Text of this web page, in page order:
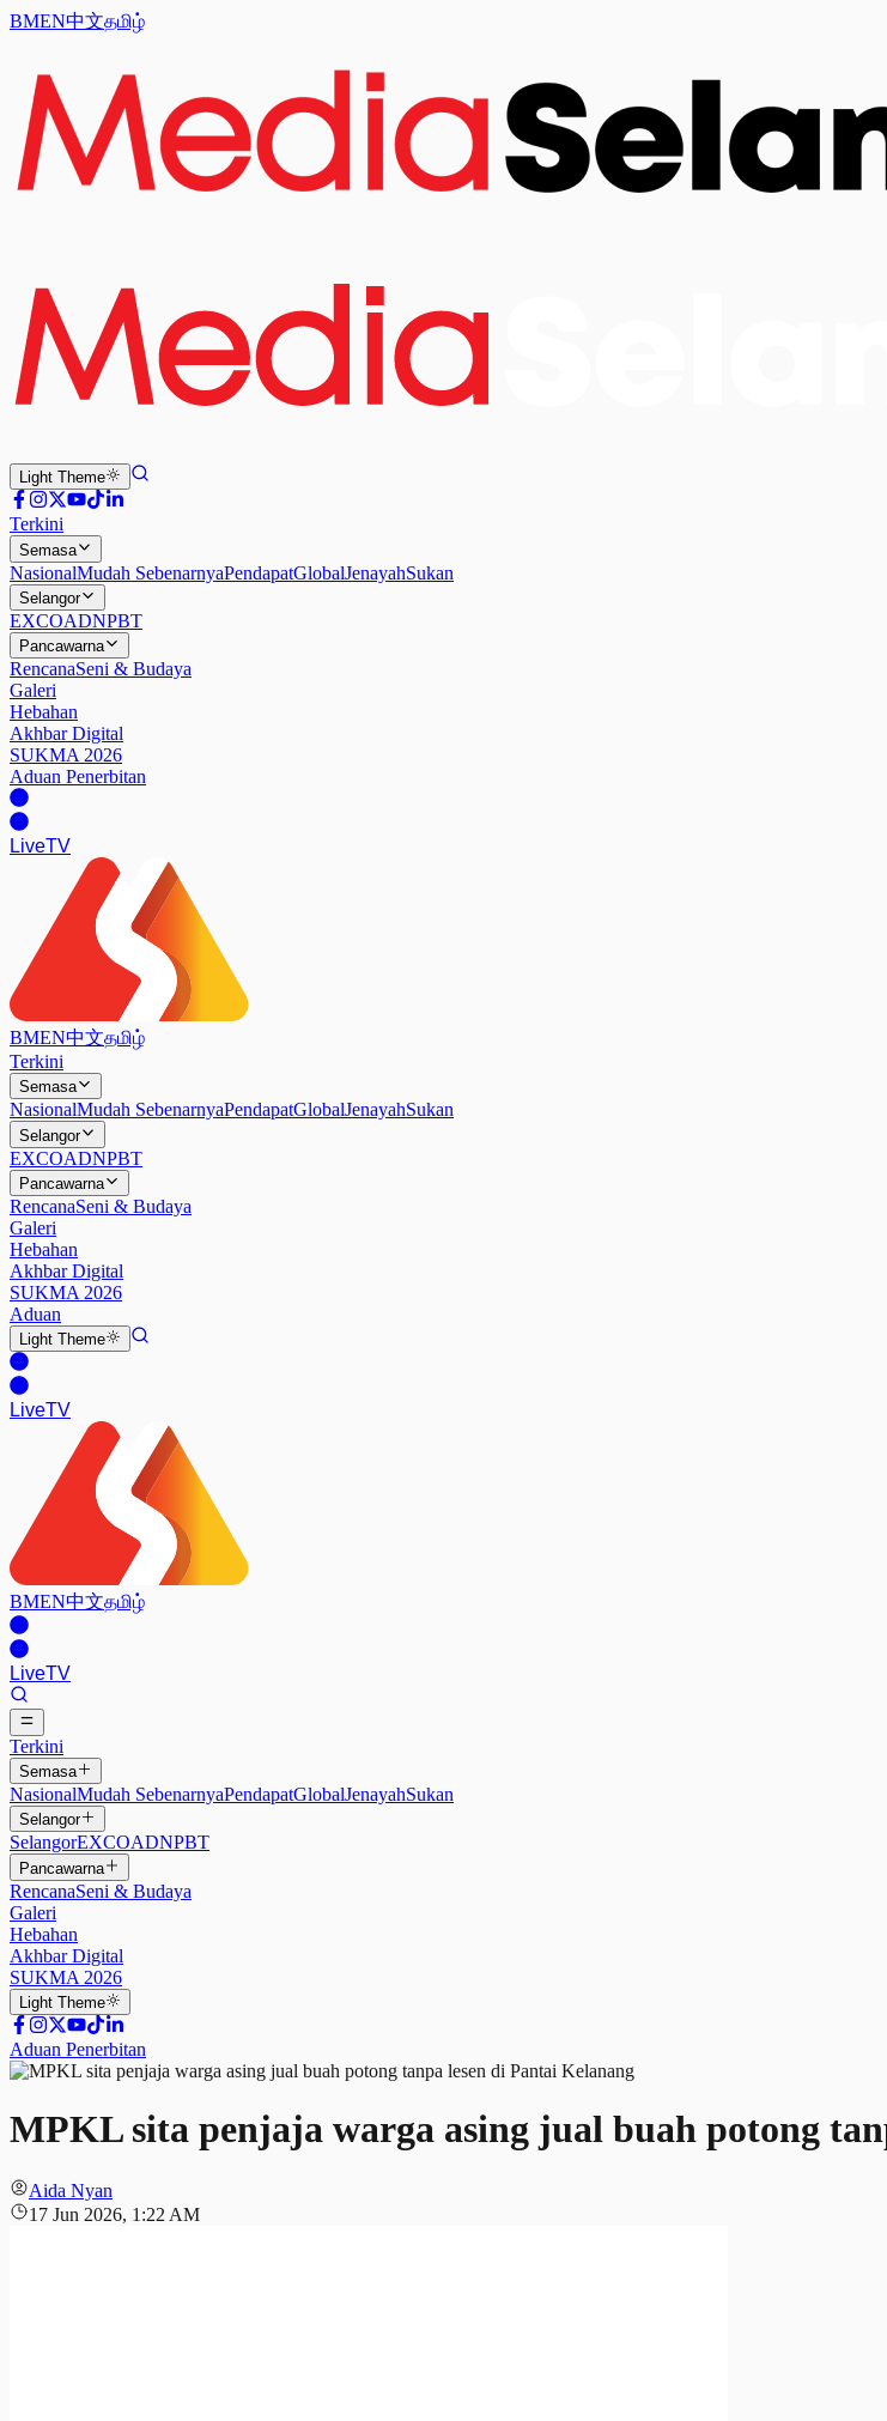
BMEN中文தமிழ்
Light Theme
Terkini
Semasa
NasionalMudah SebenarnyaPendapatGlobalJenayahSukan
Selangor
EXCOADNPBT
Pancawarna
RencanaSeni & Budaya
Galeri
Hebahan
Akhbar Digital
SUKMA 2026
Aduan Penerbitan
LiveTV
BMEN中文தமிழ்
Terkini
Semasa
NasionalMudah SebenarnyaPendapatGlobalJenayahSukan
Selangor
EXCOADNPBT
Pancawarna
RencanaSeni & Budaya
Galeri
Hebahan
Akhbar Digital
SUKMA 2026
Aduan
Light Theme
LiveTV
BMEN中文தமிழ்
LiveTV
Terkini
Semasa
NasionalMudah SebenarnyaPendapatGlobalJenayahSukan
Selangor
SelangorEXCOADNPBT
Pancawarna
RencanaSeni & Budaya
Galeri
Hebahan
Akhbar Digital
SUKMA 2026
Light Theme
Aduan Penerbitan
MPKL sita penjaja warga asing jual buah potong
Aida Nyan
17 Jun 2026, 1:22 AM